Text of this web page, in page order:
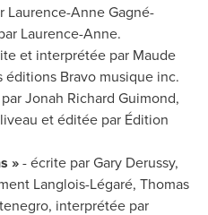
Laurence-Anne Gagné-
Laurence-Anne.
et interprétée par Maude
éditions Bravo musique inc.
Jonah Richard Guimond,
et éditée par Édition
»- écrite parGary Derussy,
Langlois-Légaré, Thomas
, interprétée par